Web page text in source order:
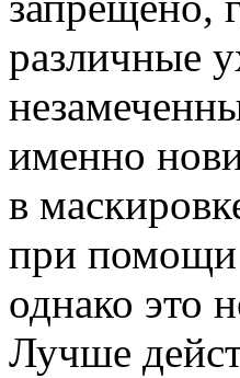
различные
именно
в
при помощи
однако это
Лучше